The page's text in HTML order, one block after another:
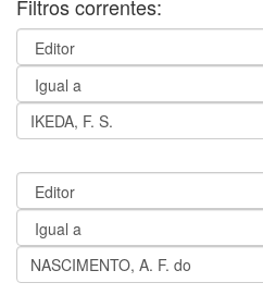
Filtros correntes: